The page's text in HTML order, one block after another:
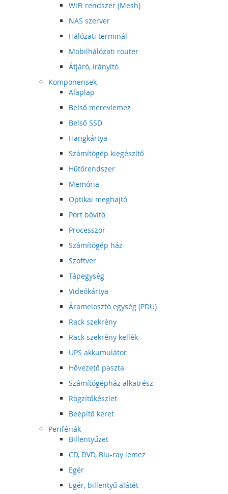
WiFi rendszer (Mesh)
NAS szerver
Hálózati terminál
Mobilhálózati router
Átjáró, irányító
Komponensek
Alaplap
Belső merevlemez
Belső SSD
Hangkártya
Számítógép kiegészítő
Hűtőrendszer
Memória
Optikai meghajtó
Port bővítő
Processzor
Számítógép ház
Szoftver
Tápegység
Videókártya
Áramelosztó egység (PDU)
Rack szekrény
Rack szekrény kellék
UPS akkumulátor
Hővezető paszta
Számítógépház alkatrész
Rögzítőkészlet
Beépítő keret
Perifériák
Billentyűzet
CD, DVD, Blu-ray lemez
Egér
Egér, billentyű alátét